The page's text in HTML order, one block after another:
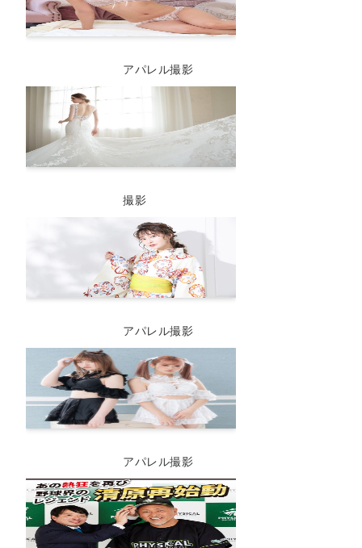
アパレル撮影
撮影
アパレル撮影
アパレル撮影